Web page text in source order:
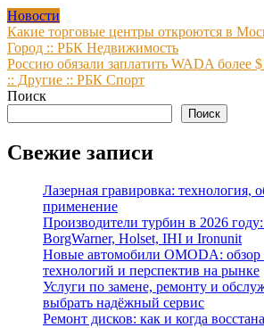
Новости
Навигация
по
записям
Какие торговые центры откроются в
Город :: РБК Недвижимость
Россию обязали заплатить WADA более
:: Другие :: РБК Спорт
Поиск
Поиск
Свежие записи
Лазерная гравировка: технология,
применение
Производители турбин в 2026
BorgWarner, Holset, IHI и Ironunit
Новые автомобили OMODA: обзор
технологий и перспектив на рынке
Услуги по замене, ремонту и
выбрать надёжный сервис
Ремонт дисков: как и когда